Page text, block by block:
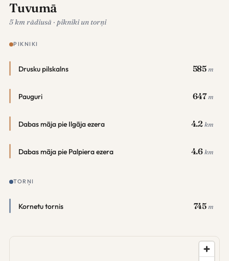
Tuvumā
5 km rādiusā · pikniki un torņi
PIKNIKI
Drusku pilskalns 585 m
Pauguri 647 m
Dabas māja pie Ilgāja ezera 4.2 km
Dabas māja pie Palpiera ezera 4.6 km
TORŅI
Kornetu tornis 745 m